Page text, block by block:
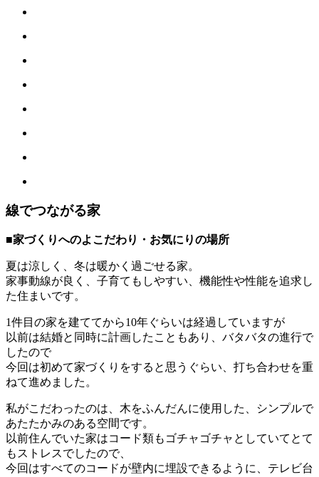
線でつながる家
■家づくりへのよこだわり・お気にりの場所
夏は涼しく、冬は暖かく過ごせる家。
家事動線が良く、子育てもしやすい、機能性や性能を追求し
た住まいです。
1件目の家を建ててから10年ぐらいは経過していますが
以前は結婚と同時に計画したこともあり、バタバタの進行で
したので
今回は初めて家づくりをすると思うぐらい、打ち合わせを重
ねて進めました。
私がこだわったのは、木をふんだんに使用した、シンプルで
あたたかみのある空間です。
以前住んでいた家はコード類もゴチャゴチャとしていてとて
もストレスでしたので、
今回はすべてのコードが壁内に埋設できるように、テレビ台